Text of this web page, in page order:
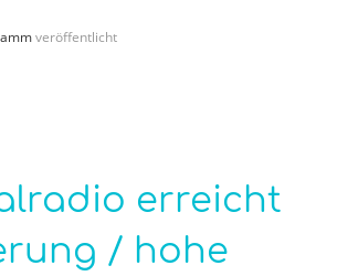
veröffentlicht
erreicht
/ hohe